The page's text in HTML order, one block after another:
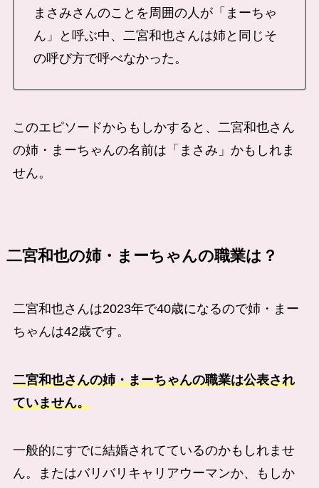
まさみさんのことを周囲の人が「まーちゃ
ん」と呼ぶ中、二宮和也さんは姉と同じそ
の呼び方で呼べなかった。
このエピソードからもしかすると、二宮和也さん
の姉・まーちゃんの名前は「まさみ」かもしれま
せん。
二宮和也の姉・まーちゃんの職業は？
二宮和也さんは2023年で40歳になるので姉・まー
ちゃんは42歳です。
二宮和也さんの姉・まーちゃんの職業は公表され
ていません。
一般的にすでに結婚されてているのかもしれませ
ん。またはバリバリキャリアウーマンか、もしか